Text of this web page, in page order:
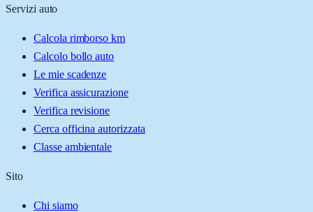
Servizi auto
Calcola rimborso km
Calcolo bollo auto
Le mie scadenze
Verifica assicurazione
Verifica revisione
Cerca officina autorizzata
Classe ambientale
Sito
Chi siamo